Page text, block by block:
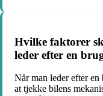
Hvilke faktorer
leder efter en
Når man leder efter
at tjekke bilens